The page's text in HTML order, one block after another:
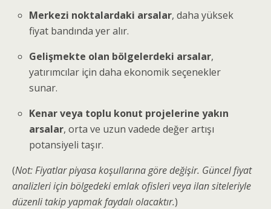
Merkezi noktalardaki arsalar, daha yüksek
fiyat bandında yer alır.
Gelişmekte olan bölgelerdeki arsalar,
yatırımcılar için daha ekonomik seçenekler
sunar.
Kenar veya toplu konut projelerine yakın
arsalar, orta ve uzun vadede değer artışı
potansiyeli taşır.
(Not: Fiyatlar piyasa koşullarına göre değişir. Güncel fiyat
analizleri için bölgedeki emlak ofisleri veya ilan siteleriyle
düzenli takip yapmak faydalı olacaktır.)